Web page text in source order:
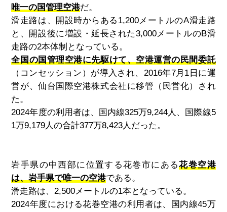
唯一の国管理空港だ。
滑走路は、開設時からある 1,200メートルのA滑走路
と、開設後に増設・延長された3,000メートルのB滑
走路の2本体制となっている。
全国の国管理空港に先駆けて、空港運営の民間委託
（コンセッション）が導入され、 2016年7月 1 日に運
営が、仙台国際空港株式会社に移管（民営化）され
た。
2024年度の利用者は、国内線325万9,244人、国際線5
1万9,179人の合計377万8,423人だった。
岩手県の中西部に位置する花巻市にある花巻空港
は、岩手県で唯一の空港である。
滑走路は、2,500メートルの1本となっている。
2024年度における花巻空港の利用者は、国内線45万